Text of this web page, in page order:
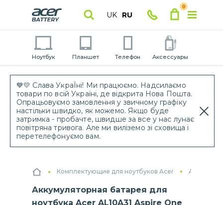
💙💛 Слава УкраЇні! Ми працюємо. Надсилаємо
товари по всій Україні, де відкрита Нова Пошта.
Опрацьовуємо замовлення у звичному графіку
настільки швидко, як можемо. Якщо буде
затримка - пробачте, швидше за все у нас лунає
повітряна тривога. Але ми виліземо зі сховища і
перетелефонуємо вам.
UK RU
0
Ноутбук Планшет Телефон Аксессуары
Комплектующие для ноутбуков Acer
Аккумуляторная батарея для
ноутбука Acer AL10A31 Aspire One